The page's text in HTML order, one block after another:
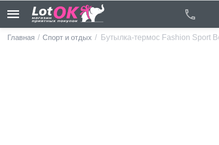
Главная / Спорт и отдых / Бутылка-термос Fashion Sport